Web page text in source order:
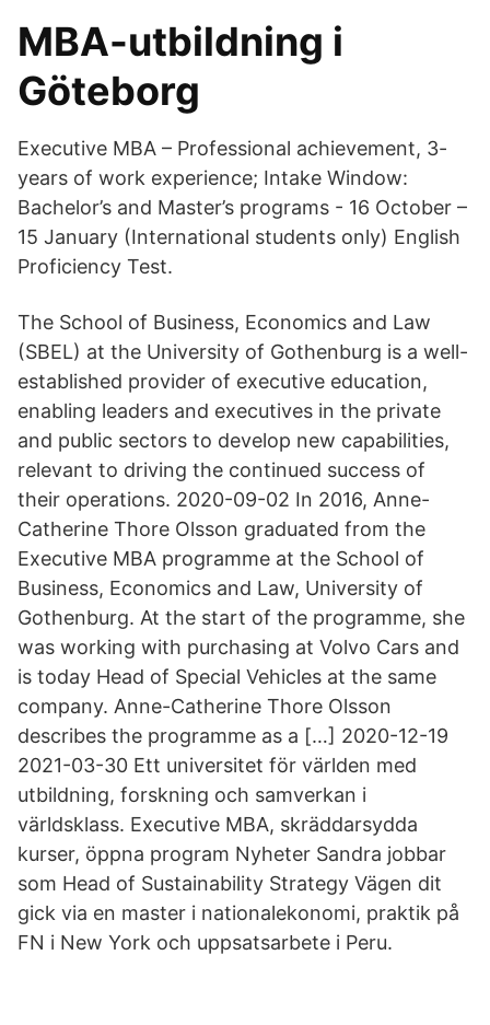
MBA-utbildning i
Göteborg
Executive MBA – Professional achievement, 3-
years of work experience; Intake Window:
Bachelor’s and Master’s programs - 16 October –
15 January (International students only) English
Proficiency Test.
The School of Business, Economics and Law
(SBEL) at the University of Gothenburg is a well-
established provider of executive education,
enabling leaders and executives in the private
and public sectors to develop new capabilities,
relevant to driving the continued success of
their operations. 2020-09-02 In 2016, Anne-
Catherine Thore Olsson graduated from the
Executive MBA programme at the School of
Business, Economics and Law, University of
Gothenburg. At the start of the programme, she
was working with purchasing at Volvo Cars and
is today Head of Special Vehicles at the same
company. Anne-Catherine Thore Olsson
describes the programme as a […] 2020-12-19
2021-03-30 Ett universitet för världen med
utbildning, forskning och samverkan i
världsklass. Executive MBA, skräddarsydda
kurser, öppna program Nyheter Sandra jobbar
som Head of Sustainability Strategy Vägen dit
gick via en master i nationalekonomi, praktik på
FN i New York och uppsatsarbete i Peru.